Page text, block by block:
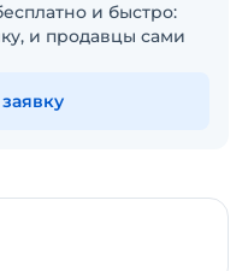
и быстро:
и продавцы сами